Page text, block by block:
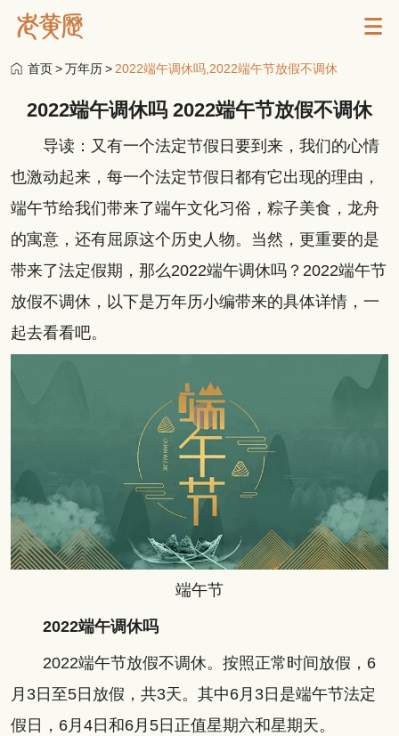
首页>万年历> 2022端午调休吗,2022端午节放假不调休
2022端午调休吗 2022端午节放假不调休
导读：又有一个法定节假日要到来，我们的心情
也激动起来，每一个法定节假日都有它出现的理由，
端午节给我们带来了端午文化习俗，粽子美食，龙舟
的寓意，还有屈原这个历史人物。当然，更重要的是
带来了法定假期，那么2022端午调休吗？2022端午节
放假不调休，以下是万年历小编带来的具体详情，一
起去看看吧。
端午节
2022端午调休吗
2022端午节放假不调休。按照正常时间放假，6
月3日至5日放假，共3天。其中6月3日是端午节法定
假日，6月4日和6月5日正值星期六和星期天。